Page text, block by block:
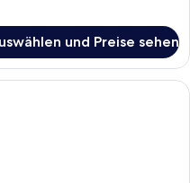
und Preise sehen
Hotelzimmer mit einem großen